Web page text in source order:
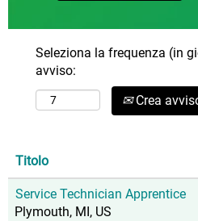
Seleziona la frequenza (in
avviso:
Crea
Titolo
Service Technician Apprentice
Plymouth, MI, US